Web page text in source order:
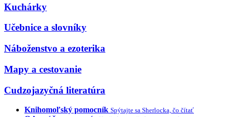
Kuchárky
Učebnice a slovníky
Náboženstvo a ezoterika
Mapy a cestovanie
Cudzojazyčná literatúra
Knihomoľský pomocník Spýtajte sa Sherlocka, čo čítať